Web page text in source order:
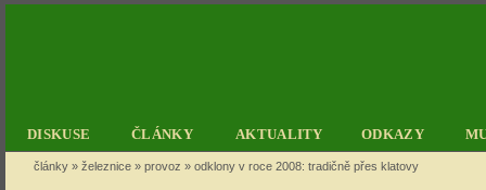
DISKUSE ČLÁNKY AKTUALITY ODKAZY
články » železnice » provoz » odklony v roce 2008: tradičně přes klatovy